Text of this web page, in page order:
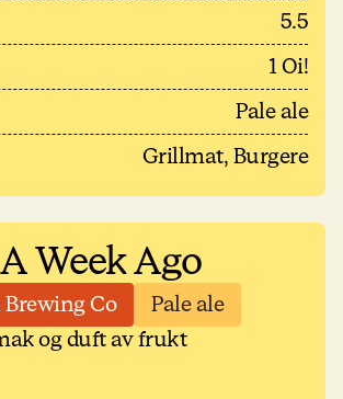
5.5
1 Oi!
Pale ale
Grillmat, Burgere
Week Ago
Co
Pale ale
og duft av frukt